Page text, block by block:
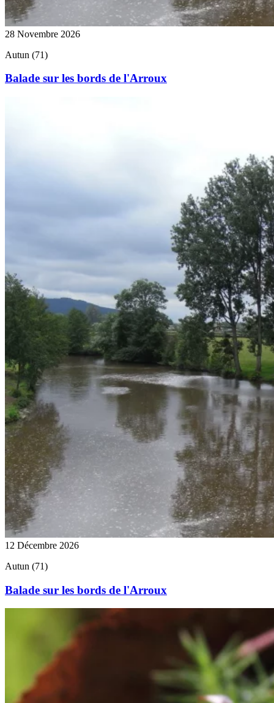
28 Novembre 2026
Autun (71)
Balade sur les bords de l'Arroux
12 Décembre 2026
Autun (71)
Balade sur les bords de l'Arroux